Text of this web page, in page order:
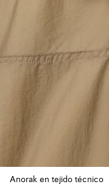
Anorak en tejido técnico